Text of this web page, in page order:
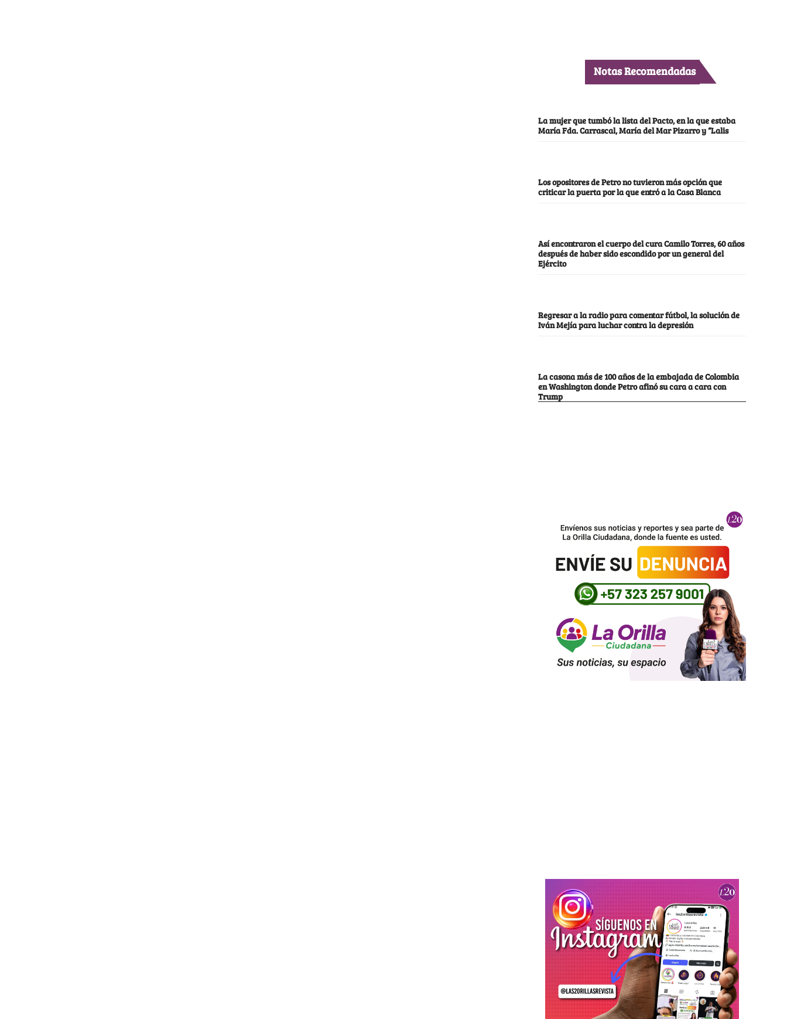
Notas Recomendadas
La mujer que tumbó la lista del Pacto, en la que estaba
María Fda. Carrascal, María del Mar Pizarro y “Lalis
Los opositores de Petro no tuvieron más opción que
criticar la puerta por la que entró a la Casa Blanca
Así encontraron el cuerpo del cura Camilo Torres, 60 años
después de haber sido escondido por un general del
Ejército
Regresar a la radio para comentar fútbol, la solución de
Iván Mejía para luchar contra la depresión
La casona más de 100 años de la embajada de Colombia
en Washington donde Petro afinó su cara a cara con
Trump